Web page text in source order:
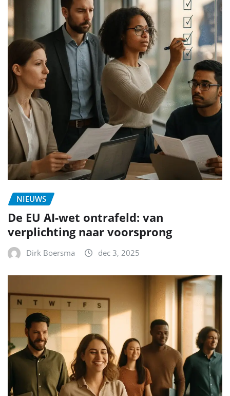
NIEUWS
De EU AI-wet ontrafeld: van
verplichting naar voorsprong
Dirk Boersma dec 3, 2025